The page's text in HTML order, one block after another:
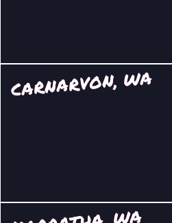
CARNARVON, WA